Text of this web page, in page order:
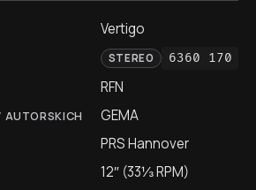
Vertigo
STEREO
6360 170
RFN
GEMA
PRS Hannover
12″ (33⅓ RPM)